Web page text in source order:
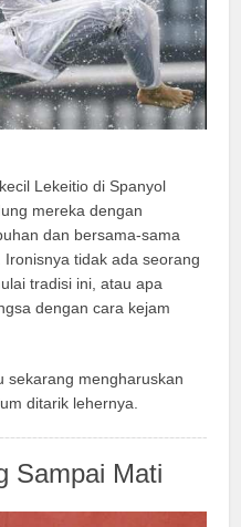
Lekeitio di Spanyol
mereka dengan
dan bersama-sama
tidak ada seorang
tradisi ini, atau apa
dengan cara kejam
sekarang mengharuskan
ditarik lehernya.
Sampai Mati